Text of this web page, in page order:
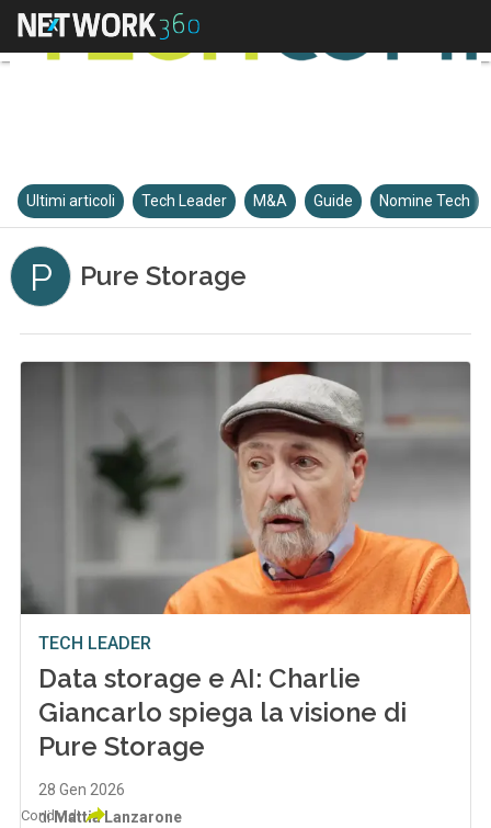
Ultimi articoli Tech Leader M&A Guide Nomine Tech
P Pure Storage
TECH LEADER
Data storage e AI: Charlie
Giancarlo spiega la visione di
Pure Storage
28 Gen 2026
diMattia Lanzarone
Condividi